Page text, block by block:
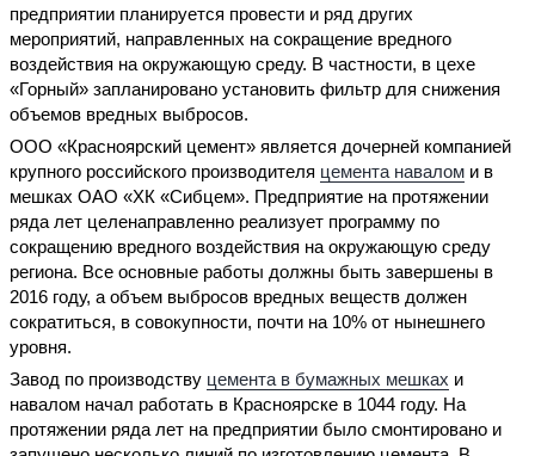
предприятии планируется провести и ряд других
мероприятий, направленных на сокращение вредного
воздействия на окружающую среду. В частности, в цехе
«Горный» запланировано установить фильтр для снижения
объемов вредных выбросов.
ООО «Красноярский цемент» является дочерней компанией
крупного российского производителя цемента навалом и в
мешках ОАО «ХК «Сибцем». Предприятие на протяжении
ряда лет целенаправленно реализует программу по
сокращению вредного воздействия на окружающую среду
региона. Все основные работы должны быть завершены в
2016 году, а объем выбросов вредных веществ должен
сократиться, в совокупности, почти на 10% от нынешнего
уровня.
Завод по производству цемента в бумажных мешках и
навалом начал работать в Красноярске в 1044 году. На
протяжении ряда лет на предприятии было смонтировано и